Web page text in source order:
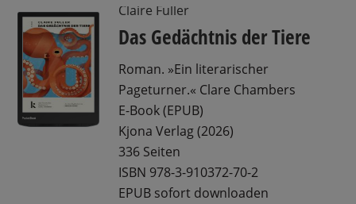
Claire Fuller
Das Gedächtnis der Tiere
Roman. »Ein literarischer
Pageturner.« Clare Chambers
E-Book (EPUB)
Kjona Verlag (2026)
336 Seiten
ISBN 978-3-910372-70-2
EPUB sofort downloaden